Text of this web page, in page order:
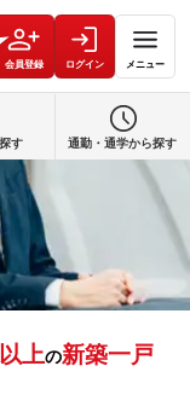
会員登録 ログイン メニュー
上の新築一戸
す 通勤・通学から探す